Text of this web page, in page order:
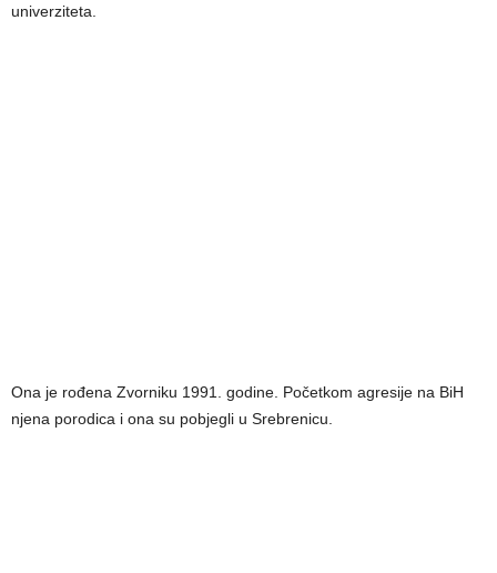
univerziteta.
Ona je rođena Zvorniku 1991. godine. Početkom agresije na BiH
njena porodica i ona su pobjegli u Srebrenicu.